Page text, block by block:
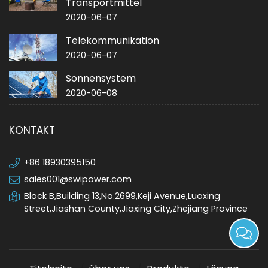
2020-06-07
Telekommunikation
2020-06-07
Sonnensystem
2020-06-08
KONTAKT
+86 18930395150
sales001@swipower.com
Block B,Building 13,No.2699,Keji Avenue,Luoxing
Street,Jiashan County,Jiaxing City,Zhejiang Province